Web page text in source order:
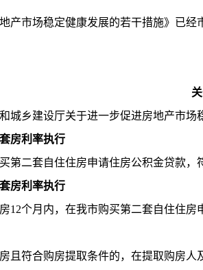
市场稳定健康发展的若干措施》已经
乡建设厅关于进一步促进房地产市场
房利率执行
二套自住住房申请住房公积金贷款，
房利率执行
个月内，在我市购买第二套自住住房
符合购房提取条件的，在提取购房人